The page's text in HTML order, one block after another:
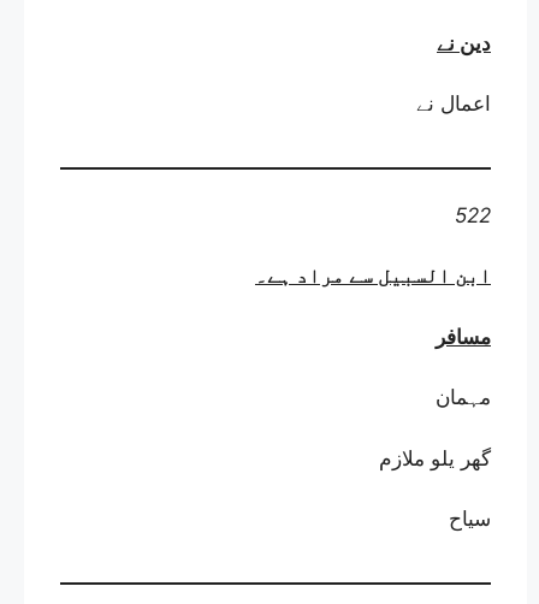
دین نے
اعمال نے
522
ابن السبیل سے مراد ہے۔
مسافر
مہمان
گھر یلو ملازم
سیاح